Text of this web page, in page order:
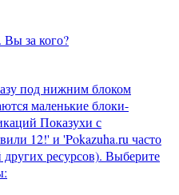
за кого?
под нижним блоком
маленькие блоки-
Показухи с
12!' и 'Pokazuha.ru часто
ресурсов). Выберите